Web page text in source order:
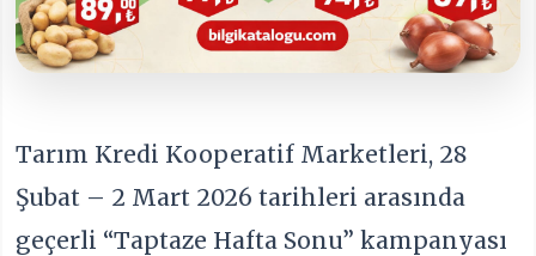
Tarım Kredi Kooperatif Marketleri, 28
Şubat – 2 Mart 2026 tarihleri arasında
geçerli “Taptaze Hafta Sonu” kampanyası